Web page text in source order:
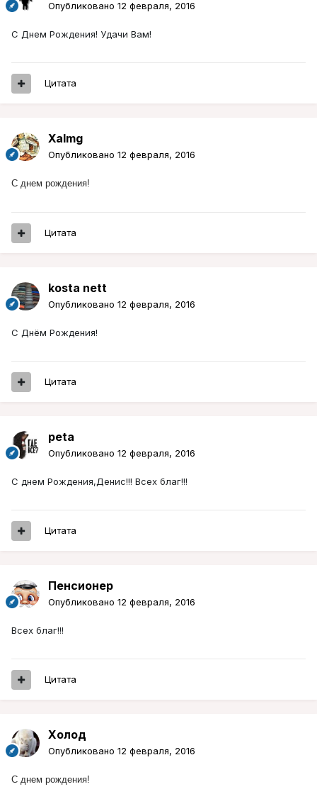
Опубликовано 12 февраля, 2016
С Днем Рождения! Удачи Вам!
Цитата
Xalmg
Опубликовано 12 февраля, 2016
С днем рождения!
Цитата
kosta nett
Опубликовано 12 февраля, 2016
С Днём Рождения!
Цитата
peta
Опубликовано 12 февраля, 2016
С днем Рождения,Денис!!! Всех благ!!!
Цитата
Пенсионер
Опубликовано 12 февраля, 2016
Всех благ!!!
Цитата
Холод
Опубликовано 12 февраля, 2016
С днем рождения!